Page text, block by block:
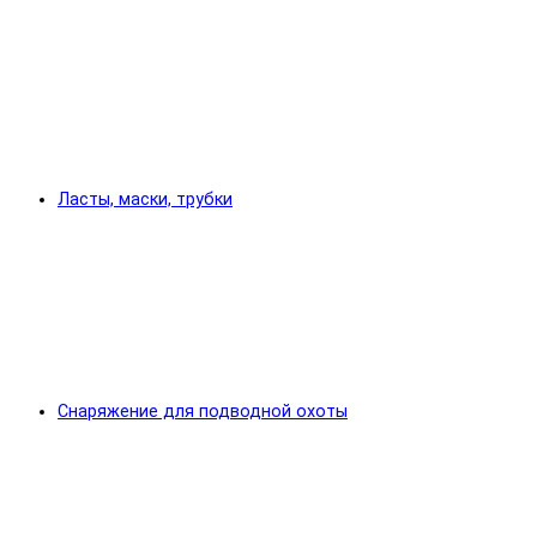
Ласты, маски, трубки
Снаряжение для подводной охоты